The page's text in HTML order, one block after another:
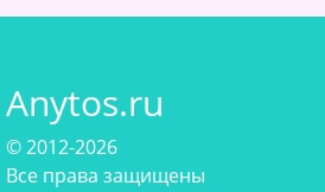
Anytos.ru
© 2012-2026
Все права защищены